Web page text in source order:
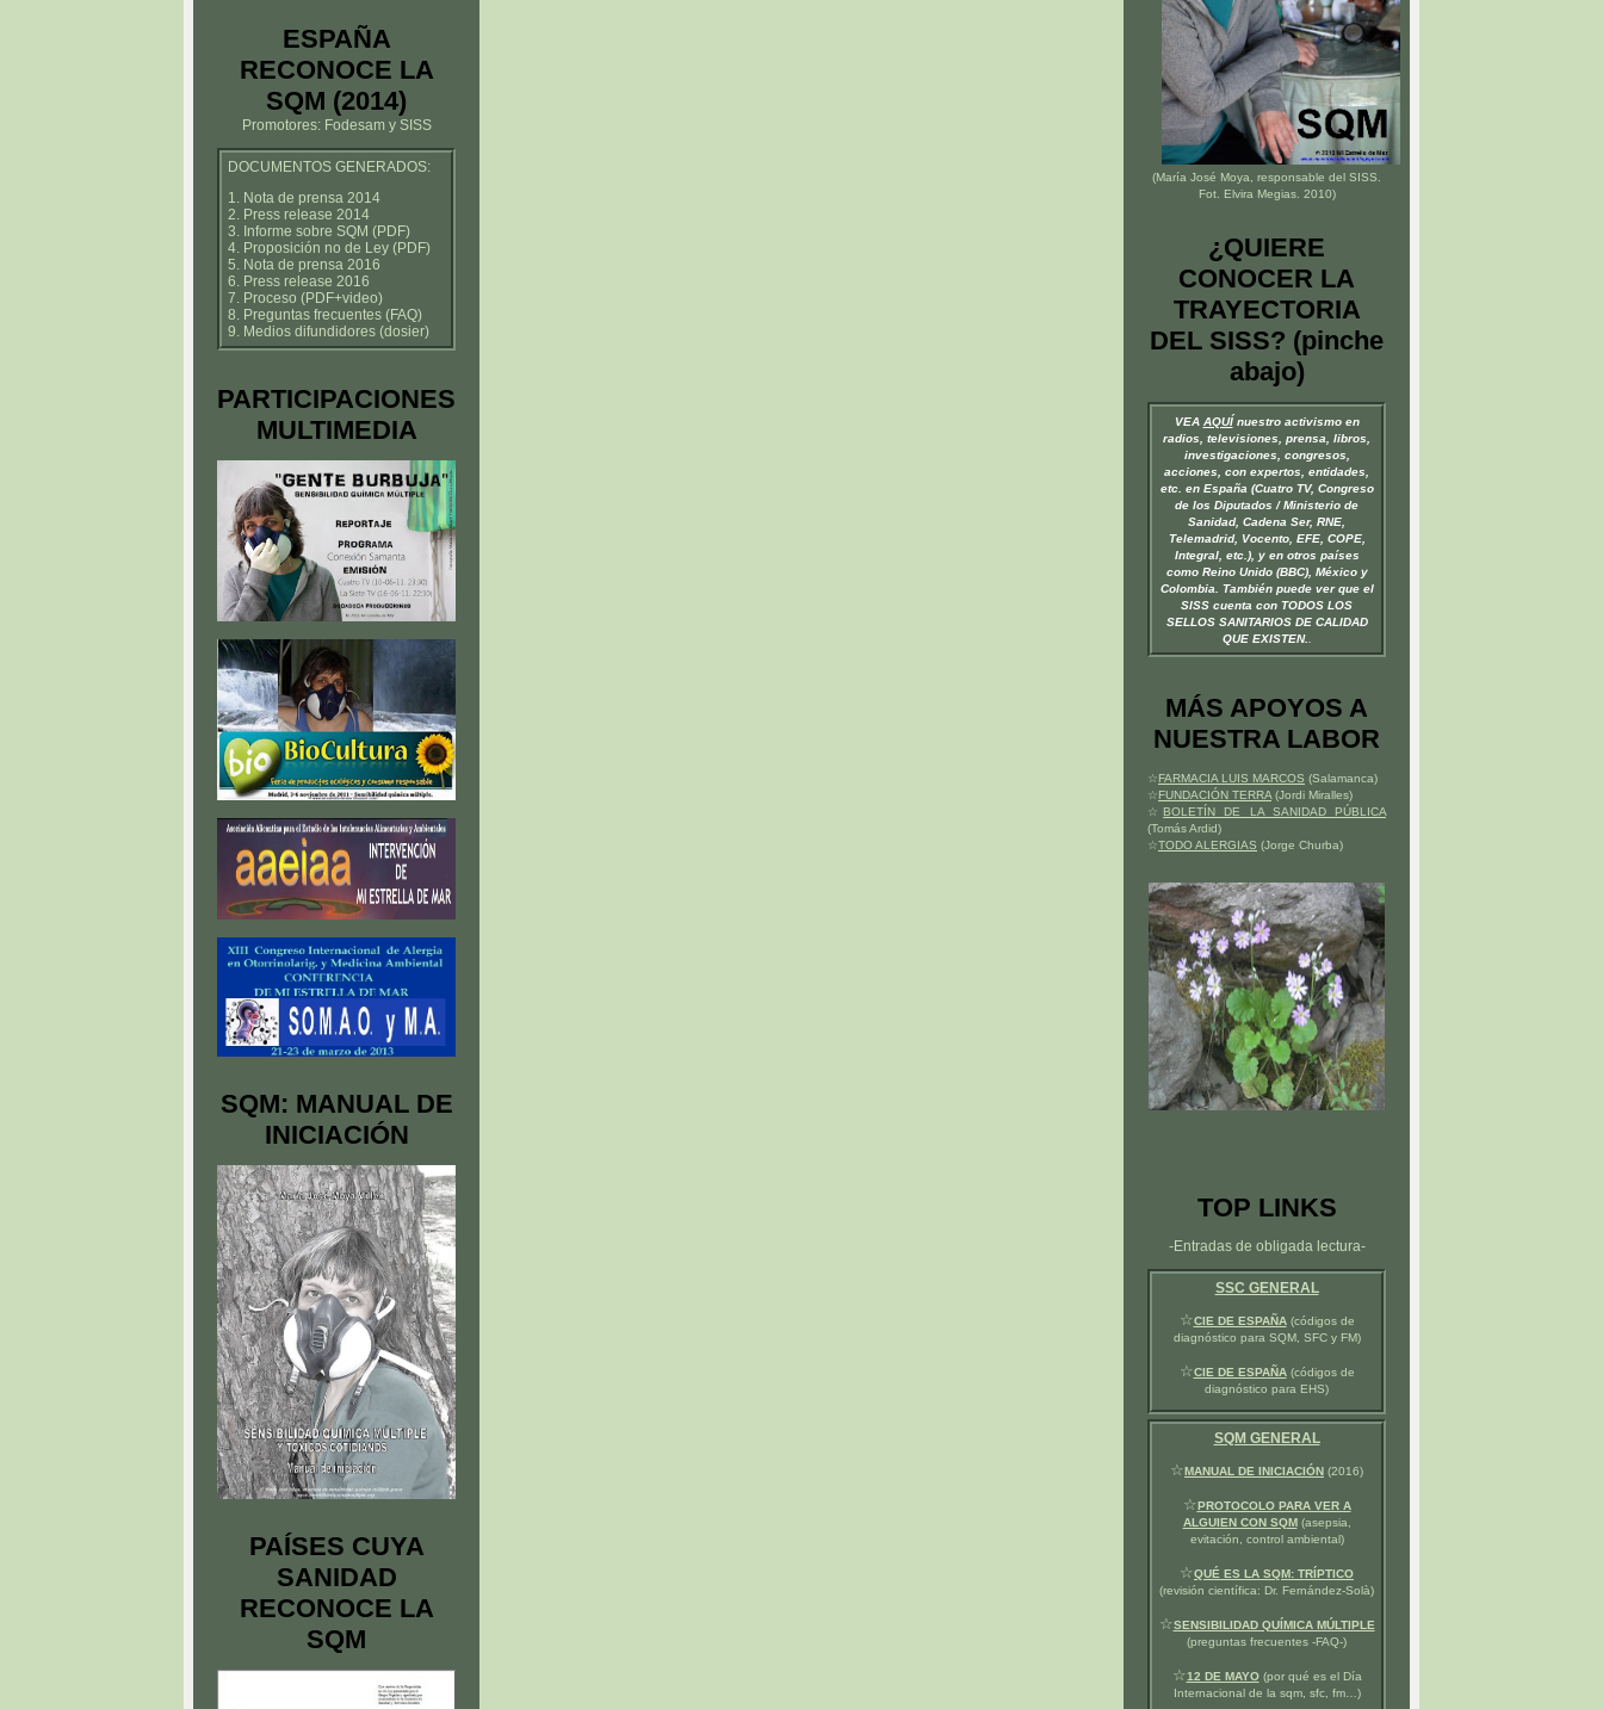
ESPAÑA
RECONOCE LA
SQM (2014)
Promotores: Fodesam y SISS
DOCUMENTOS GENERADOS:
1. Nota de prensa 2014
2. Press release 2014
3. Informe sobre SQM (PDF)
4. Proposición no de Ley (PDF)
5. Nota de prensa 2016
6. Press release 2016
7. Proceso (PDF+video)
8. Preguntas frecuentes (FAQ)
9. Medios difundidores (dosier)
PARTICIPACIONES
MULTIMEDIA
SQM: MANUAL DE
INICIACIÓN
PAÍSES CUYA
SANIDAD
RECONOCE LA
SQM
(María José Moya, responsable del SISS
Fot. Elvira Megias. 2010)
¿QUIERE
CONOCER LA
TRAYECTORIA
DEL SISS? (pinche
abajo)
VEA AQUÍnuestro activismo en
radios, televisiones, prensa, libros,
investigaciones, congresos,
acciones, con expertos, entidades,
etc. en España (Cuatro TV, Congreso
de los Diputados / Ministerio de
Sanidad, Cadena Ser, RNE,
Telemadrid, Vocento, EFE, COPE,
Integral, etc.), y en otros países
como Reino Unido (BBC), México y
Colombia. También puede ver que el
SISS cuenta con TODOS LOS
SELLOS SANITARIOS DE CALIDAD
QUE EXISTEN.
MÁS APOYOS A
NUESTRA LABOR
☆FARMACIA LUIS MARCOS (Salamanca)
☆FUNDACIÓN TERRA (Jordi Miralles)
☆ BOLETÍN DE LA SANIDAD PÚBLICA
(Tomás Ardid)
☆TODO ALERGIAS (Jorge Churba)
TOP LINKS
-Entradas de obligada lectura-
SSC GENERAL
☆CIE DE ESPAÑA(códigos de
diagnóstico para SQM, SFC y FM)
☆CIE DE ESPAÑA(códigos de
diagnóstico para EHS)
SQM GENERAL
☆MANUAL DE INICIACIÓN (2016)
☆PROTOCOLO PARA VER A
ALGUIEN CON SQM(asepsia,
evitación, control ambiental)
☆QUÉ ES LA SQM: TRÍPTICO
(revisión científica: Dr. Fernández-Solà)
☆SENSIBILIDAD QUÍMICA MÚLTIPLE
(preguntas frecuentes -FAQ-)
☆12 DE MAYO(por qué es el Día
Internacional de la sqm, sfc, fm…)